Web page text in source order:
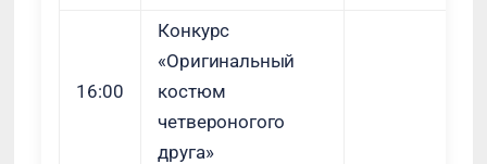
16:00
Конкурс
«Оригинальный
костюм
четвероногого
друга»